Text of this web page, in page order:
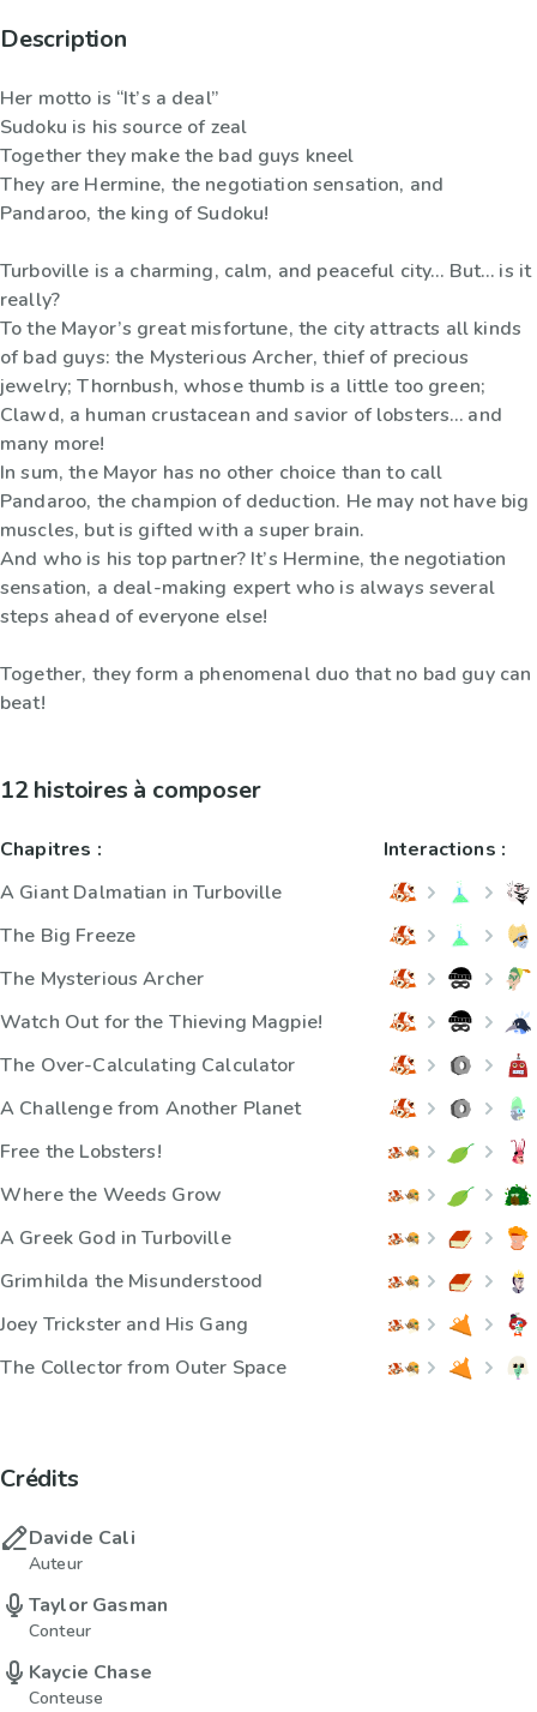
Description
Her motto is “It’s a deal”
Sudoku is his source of zeal
Together they make the bad guys kneel
They are Hermine, the negotiation sensation, and
Pandaroo, the king of Sudoku!
Turboville is a charming, calm, and peaceful city… But… is it
really?
To the Mayor’s great misfortune, the city attracts all kinds
of bad guys: the Mysterious Archer, thief of precious
jewelry; Thornbush, whose thumb is a little too green;
Clawd, a human crustacean and savior of lobsters… and
many more!
In sum, the Mayor has no other choice than to call
Pandaroo, the champion of deduction. He may not have big
muscles, but is gifted with a super brain.
And who is his top partner? It’s Hermine, the negotiation
sensation, a deal-making expert who is always several
steps ahead of everyone else!
Together, they form a phenomenal duo that no bad guy can
beat!
12 histoires à composer
Chapitres :
A Giant Dalmatian in Turboville
The Big Freeze
The Mysterious Archer
Watch Out for the Thieving Magpie!
The Over-Calculating Calculator
A Challenge from Another Planet
Free the Lobsters!
Where the Weeds Grow
A Greek God in Turboville
Grimhilda the Misunderstood
Joey Trickster and His Gang
The Collector from Outer Space
Interactions :
Crédits
Davide Cali
Auteur
Taylor Gasman
Conteur
Kaycie Chase
Conteuse